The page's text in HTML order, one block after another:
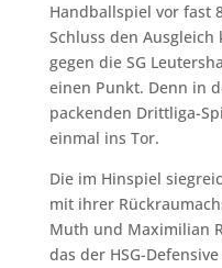
Handballspiel vor fast
Schluss den Ausgleich
gegen die SG
einen Punkt. Denn in
packenden Drittliga-
einmal ins Tor.
Die im Hinspiel
mit ihrer
Muth und Maximilian
das der HSG-